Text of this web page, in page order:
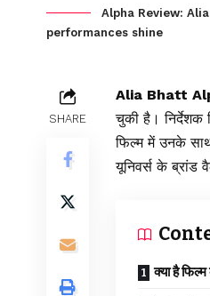
Alpha Review:
performances shine
SHARE
Alia Bhatt
चुकी है। निर्देशक
फिल्म में उनके
यूनिवर्स के
क्या है